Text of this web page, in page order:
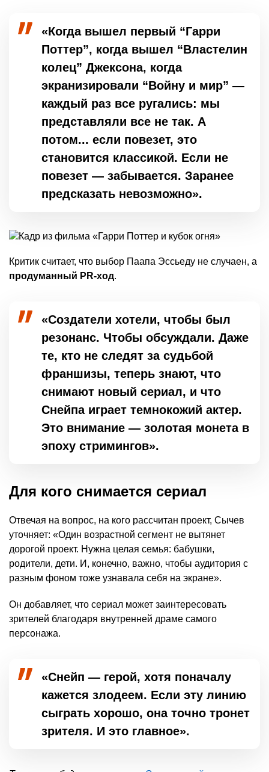
«Когда вышел первый “Гарри
Поттер”, когда вышел “Властелин
колец” Джексона, когда
экранизировали “Войну и мир” —
каждый раз все ругались: мы
представляли все не так. А
потом... если повезет, это
становится классикой. Если не
повезет — забывается. Заранее
предсказать невозможно».
Критик считает, что выбор Паапа Эссьеду не случаен, а
продуманный PR-ход.
«Создатели хотели, чтобы был
резонанс. Чтобы обсуждали. Даже
те, кто не следят за судьбой
франшизы, теперь знают, что
снимают новый сериал, и что
Снейпа играет темнокожий актер.
Это внимание — золотая монета в
эпоху стримингов».
Для кого снимается сериал
Отвечая на вопрос, на кого рассчитан проект, Сычев
уточняет: «Один возрастной сегмент не вытянет
дорогой проект. Нужна целая семья: бабушки,
родители, дети. И, конечно, важно, чтобы аудитория с
разным фоном тоже узнавала себя на экране».
Он добавляет, что сериал может заинтересовать
зрителей благодаря внутренней драме самого
персонажа.
«Снейп — герой, хотя поначалу
кажется злодеем. Если эту линию
сыграть хорошо, она точно тронет
зрителя. И это главное».